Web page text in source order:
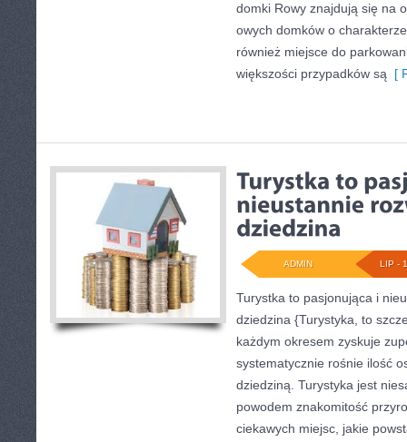
domki Rowy znajdują się na
owych domków o
również miejsce do
większości przypadków są [
LIP -
ADMIN
Turystka to pasjonująca i
dziedzina {Turystyka, to
każdym okresem zyskuje
systematycznie rośnie ilość
dziedziną. Turystyka jest
powodem znakomitość
ciekawych miejsc, jakie